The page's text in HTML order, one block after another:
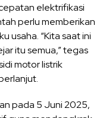
elektrifikasi
perlu memberikan
usaha. “Kita saat ini
itu semua,” tegas
motor listrik
pada 5 Juni 2025,